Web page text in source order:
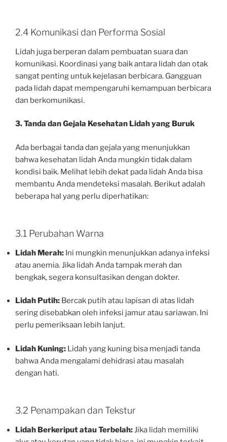
2.4 Komunikasi dan Performa Sosial
Lidah juga berperan dalam pembuatan suara dan
komunikasi. Koordinasi yang baik antara lidah dan otak
sangat penting untuk kejelasan berbicara. Gangguan
pada lidah dapat mempengaruhi kemampuan berbicara
dan berkomunikasi.
3. Tanda dan Gejala Kesehatan Lidah yang Buruk
Ada berbagai tanda dan gejala yang menunjukkan
bahwa kesehatan lidah Anda mungkin tidak dalam
kondisi baik. Melihat lebih dekat pada lidah Anda bisa
membantu Anda mendeteksi masalah. Berikut adalah
beberapa hal yang perlu diperhatikan:
3.1 Perubahan Warna
Lidah Merah: Ini mungkin menunjukkan adanya infeksi
atau anemia. Jika lidah Anda tampak merah dan
bengkak, segera konsultasikan dengan dokter.
Lidah Putih: Bercak putih atau lapisan di atas lidah
sering disebabkan oleh infeksi jamur atau sariawan. Ini
perlu pemeriksaan lebih lanjut.
Lidah Kuning: Lidah yang kuning bisa menjadi tanda
bahwa Anda mengalami dehidrasi atau masalah
dengan hati.
3.2 Penampakan dan Tekstur
Lidah Berkeriput atau Terbelah:Jika lidah memiliki